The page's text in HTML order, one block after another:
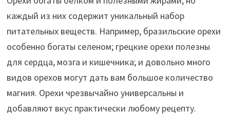
каждый из них содержит уникальный набор
питательных веществ. Например, бразильские орехи
особенно богаты селеном; грецкие орехи полезны
для сердца, мозга и кишечника; и довольно много
видов орехов могут дать вам большое количество
магния. Орехи чрезвычайно универсальны и
добавляют вкус практически любому рецепту.